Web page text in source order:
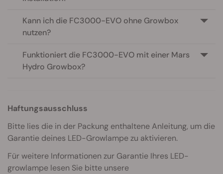
Kann ich die FC3000-EVO ohne Growbox
nutzen?
Funktioniert die FC3000-EVO mit einer Mars
Hydro Growbox?
Haftungsausschluss
Bitte lies die in der Packung enthaltene Anleitung, um die
Garantie deines LED-Growlampe zu aktivieren.
Für weitere Informationen zur Garantie Ihres LED-
growlampe lesen Sie bitte unsere